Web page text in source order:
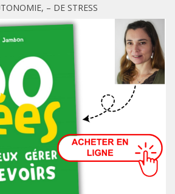
– DE STRESS